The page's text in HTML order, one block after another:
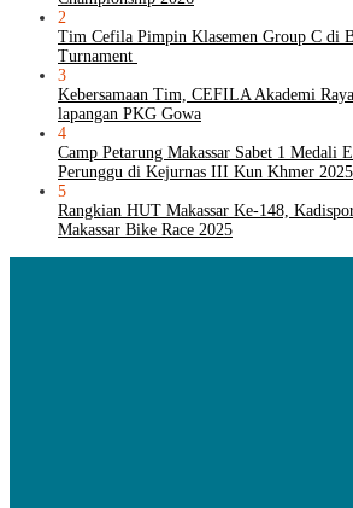
2
Tim Cefila Pimpin Klasemen Group C di
Turnament
3
Kebersamaan Tim, CEFILA Akademi
lapangan PKG Gowa
4
Camp Petarung Makassar Sabet 1 Medali
Perunggu di Kejurnas III Kun Khmer 2025
5
Rangkian HUT Makassar Ke-148,
Makassar Bike Race 2025